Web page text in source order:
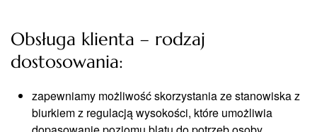
Obsługa klienta – rodzaj
dostosowania:
zapewniamy możliwość skorzystania ze stanowiska z
biurkiem z regulacją wysokości, które umożliwia